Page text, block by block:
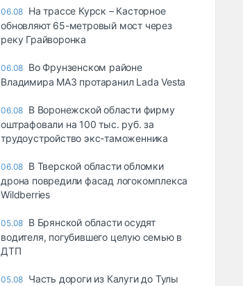
06.08 На трассе Курск – Касторное
обновляют 65-метровый мост через
реку Грайворонка
06.08 Во Фрунзенском районе
Владимира МАЗ протаранил Lada Vesta
06.08 В Воронежской области фирму
оштрафовали на 100 тыс. руб. за
трудоустройство экс-таможенника
06.08 В Тверской области обломки
дрона повредили фасад логокомплекса
Wildberries
05.08 В Брянской области осудят
водителя, погубившего целую семью в
ДТП
05.08 Часть дороги из Калуги до Тулы